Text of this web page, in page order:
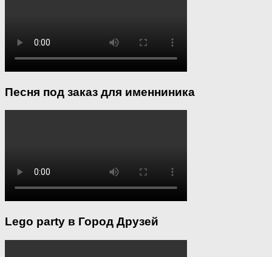
Песня под заказ для именниника
Lego party в Город Друзей